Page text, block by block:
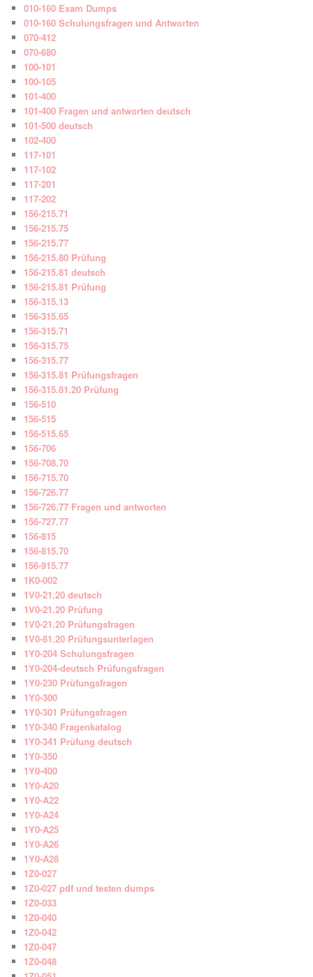
010-160 Exam Dumps
010-160 Schulungsfragen und Antworten
070-412
070-680
100-101
100-105
101-400
101-400 Fragen und antworten deutsch
101-500 deutsch
102-400
117-101
117-102
117-201
117-202
156-215.71
156-215.75
156-215.77
156-215.80 Prüfung
156-215.81 deutsch
156-215.81 Prüfung
156-315.13
156-315.65
156-315.71
156-315.75
156-315.77
156-315.81 Prüfungsfragen
156-315.81.20 Prüfung
156-510
156-515
156-515.65
156-706
156-708.70
156-715.70
156-726.77
156-726.77 Fragen und antworten
156-727.77
156-815
156-815.70
156-915.77
1K0-002
1V0-21.20 deutsch
1V0-21.20 Prüfung
1V0-21.20 Prüfungsfragen
1V0-81.20 Prüfungsunterlagen
1Y0-204 Schulungsfragen
1Y0-204-deutsch Prüfungsfragen
1Y0-230 Prüfungsfragen
1Y0-300
1Y0-301 Prüfungsfragen
1Y0-340 Fragenkatalog
1Y0-341 Prüfung deutsch
1Y0-350
1Y0-400
1Y0-A20
1Y0-A22
1Y0-A24
1Y0-A25
1Y0-A26
1Y0-A28
1Z0-027
1Z0-027 pdf und testen dumps
1Z0-033
1Z0-040
1Z0-042
1Z0-047
1Z0-048